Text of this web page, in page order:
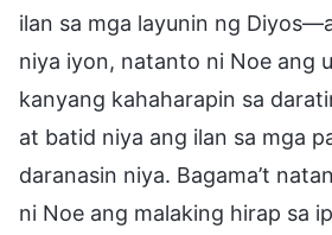
ilan sa mga layunin ng
niya iyon, natanto ni Noe ang
kanyang kahaharapin sa
at batid niya ang ilan sa mga
daranasin niya. Bagama’t
ni Noe ang malaking hirap sa